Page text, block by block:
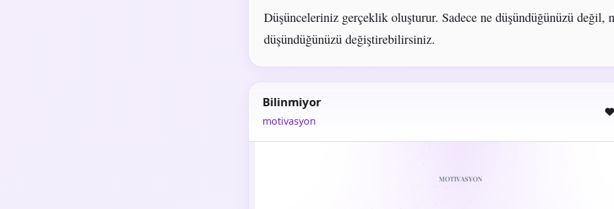
Düşünceleriniz gerçeklik oluşturur. Sadece ne düşündüğünüzü değil,
düşündüğünüzü değiştirebilirsiniz.
Bilinmiyor
motivasyon